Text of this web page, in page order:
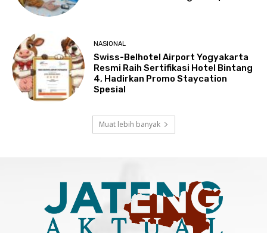
NASIONAL
Swiss-Belhotel Airport Yogyakarta
Resmi Raih Sertifikasi Hotel Bintang
4, Hadirkan Promo Staycation
Spesial
Muat lebih banyak